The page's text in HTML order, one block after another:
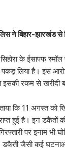
ने बिहार-झारखंड से
सिहोरा के ईसापफ
पकड़ लिया है। इस
इसकी रकम से खरीदी
कि 11 अगस्त को
हुई है। इन डकैतों
पर इनाम भी
जैसी कई घटनाओं